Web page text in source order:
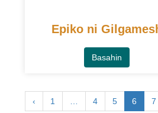
Epiko ni
Basahin
‹ 1 4 5 6 7